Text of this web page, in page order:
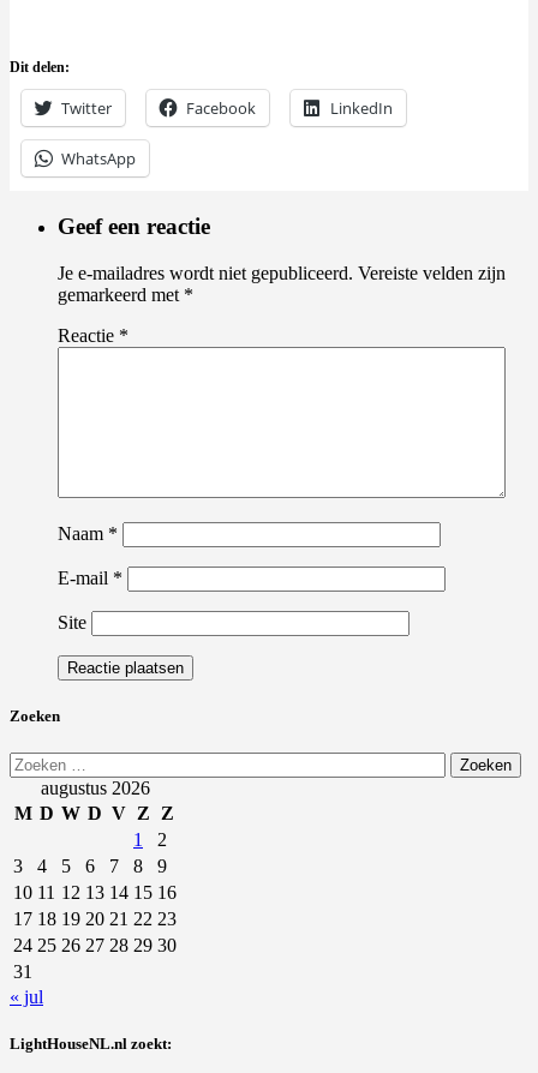
Dit delen:
Twitter Facebook LinkedIn
WhatsApp
Geef een reactie
Je e-mailadres wordt niet gepubliceerd. Vereiste velden zijn
gemarkeerd met *
Reactie *
Naam *
E-mail *
Site
Zoeken
Zoeken
naar:augustus 2026
M D W D V Z
Z
1
2
3
4 5 6 7 8
9
10 11 12 13 14 15 16
17 18 19 20 21 22 23
24 25 26 27 28 29 30
31
« jul
LightHouseNL.nl zoekt: